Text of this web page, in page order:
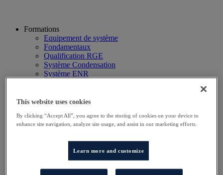
Formations
Equipement de système
Fondamentaux
Qualification RGE
Système Condensation
Système ENR
Webinaire
Hôtels
Planning
Particulier
Professionnel
This website uses cookies
By clicking “Accept All”, you agree to the storing of cookies on your device to
enhance site navigation, analyze site usage, and assist in our marketing efforts.
Learn more and customize